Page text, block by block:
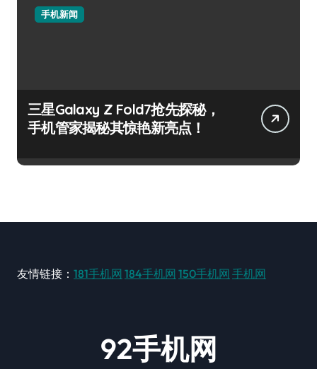
手机新闻
三星Galaxy Z Fold7抢先探秘，
手机管家揭秘其惊艳新亮点！
友情链接： 181手机网 184手机网 150手机网 手机网
92手机网